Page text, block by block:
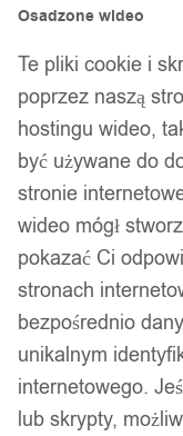
/ 8
Osadzone wideo
Te pliki cookie i
poprzez naszą
hostingu wideo,
być używane do
stronie
wideo mógł
pokazać Ci
stronach
bezpośrednio
unikalnym
internetowego.
lub skrypty,